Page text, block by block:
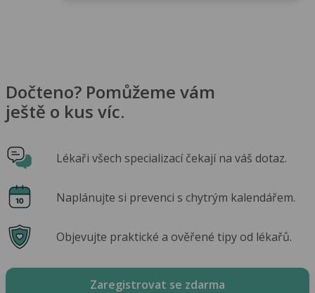
Dočteno? Pomůžeme vám
ještě o kus víc.
Lékaři všech specializací čekají na váš dotaz.
Naplánujte si prevenci s chytrým kalendářem.
Objevujte praktické a ověřené tipy od lékařů.
Zaregistrovat se zdarma